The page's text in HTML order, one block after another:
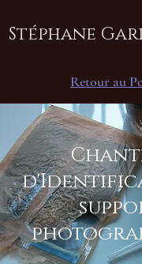
Stéphane
Retour au